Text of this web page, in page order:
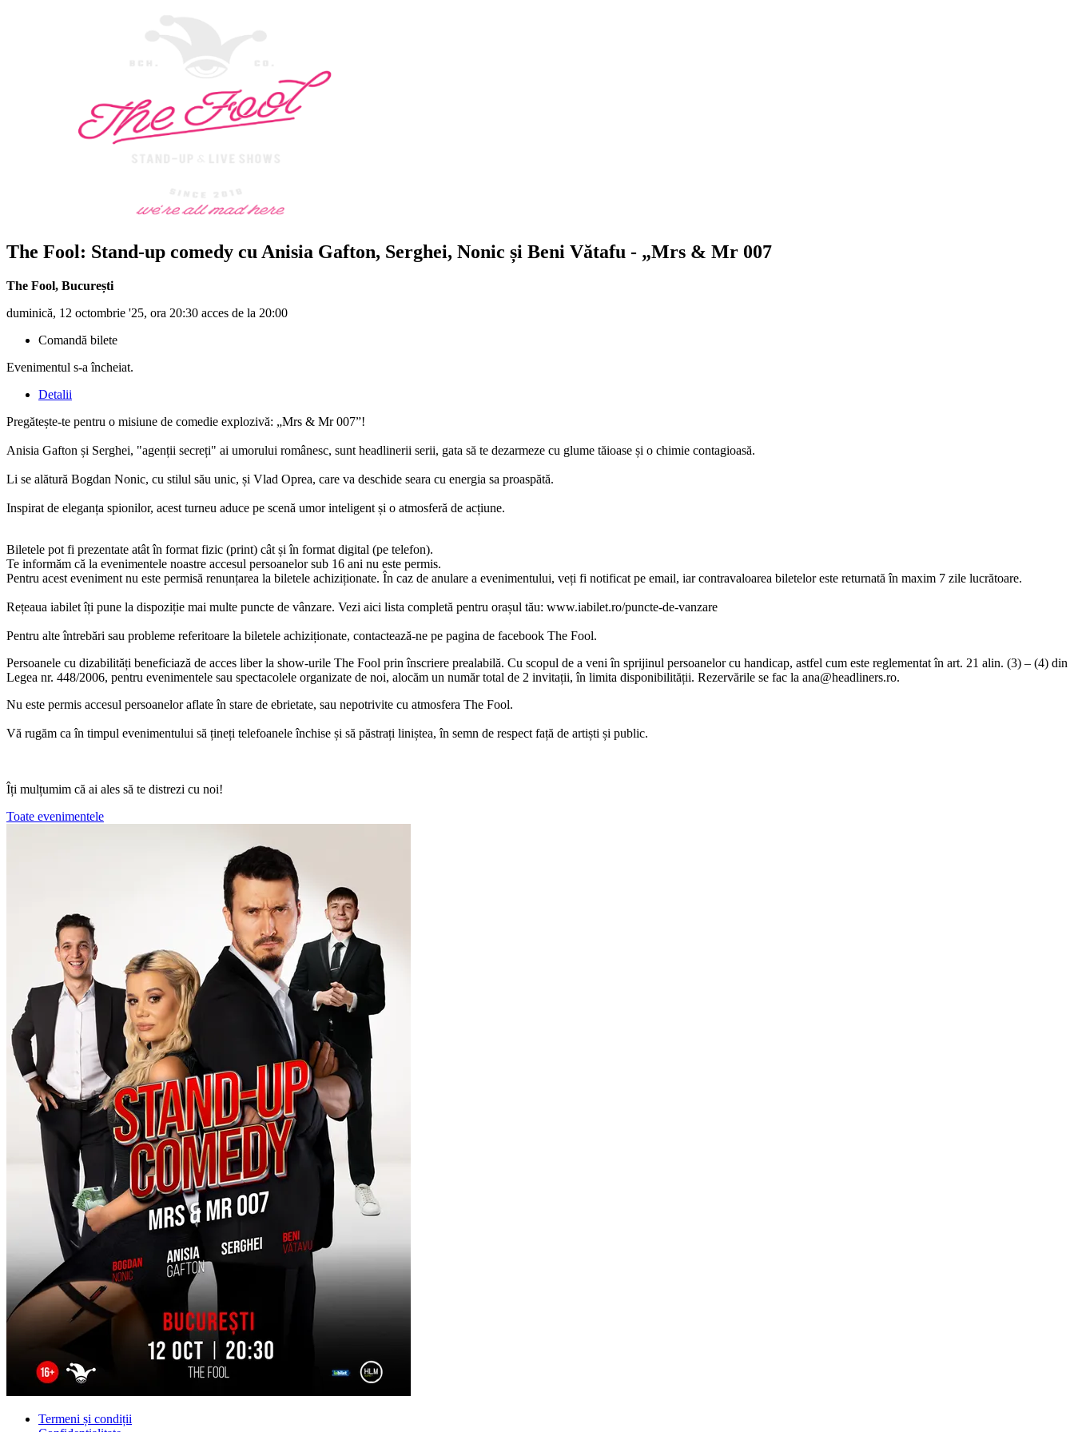
The Fool: Stand-up comedy cu Anisia Gafton, Serghei, Nonic și Beni Vătafu - „Mrs & Mr 007
The Fool, București
duminică, 12 octombrie '25, ora 20:30 acces de la 20:00
Comandă bilete
Evenimentul s-a încheiat.
Detalii
Pregătește-te pentru o misiune de comedie explozivă: „Mrs & Mr 007”!
Anisia Gafton și Serghei, "agenții secreți" ai umorului românesc, sunt headlinerii serii, gata să te dezarmeze cu glume tăioase și o chimie contagioasă.
Li se alătură Bogdan Nonic, cu stilul său unic, și Vlad Oprea, care va deschide seara cu energia sa proaspătă.
Inspirat de eleganța spionilor, acest turneu aduce pe scenă umor inteligent și o atmosferă de acțiune.
Biletele pot fi prezentate atât în format fizic (print) cât și în format digital (pe telefon).
Te informăm că la evenimentele noastre accesul persoanelor sub 16 ani nu este permis.
Pentru acest eveniment nu este permisă renunțarea la biletele achiziționate. În caz de anulare a evenimentului, veți fi notificat pe email, iar contravaloarea biletelor este returnată în maxim 7 zile lucrătoare.
Rețeaua iabilet îți pune la dispoziție mai multe puncte de vânzare. Vezi aici lista completă pentru orașul tău: www.iabilet.ro/puncte-de-vanzare
Pentru alte întrebări sau probleme referitoare la biletele achiziționate, contactează-ne pe pagina de facebook The Fool.
Persoanele cu dizabilități beneficiază de acces liber la show-urile The Fool prin înscriere prealabilă. Cu scopul de a veni în sprijinul persoanelor cu handicap, astfel cum este reglementat în art. 21 alin. (3) – (4) din
Legea nr. 448/2006, pentru evenimentele sau spectacolele organizate de noi, alocăm un număr total de 2 invitații, în limita disponibilității. Rezervările se fac la ana@headliners.ro.
Nu este permis accesul persoanelor aflate în stare de ebrietate, sau nepotrivite cu atmosfera The Fool.
Vă rugăm ca în timpul evenimentului să țineți telefoanele închise și să păstrați liniștea, în semn de respect față de artiști și public.
Îți mulțumim că ai ales să te distrezi cu noi!
Toate evenimentele
Termeni și condiții